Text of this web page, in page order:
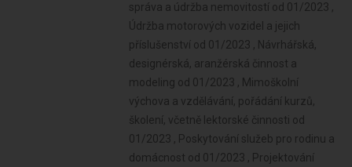
správa a údržba nemovitostí od 01/2023 ,
Údržba motorových vozidel a jejich
příslušenství od 01/2023 , Návrhářská,
designérská, aranžérská činnost a
modeling od 01/2023 , Mimoškolní
výchova a vzdělávání, pořádání kurzů,
školení, včetně lektorské činnosti od
01/2023 , Poskytování služeb pro rodinu a
domácnost od 01/2023 , Projektování